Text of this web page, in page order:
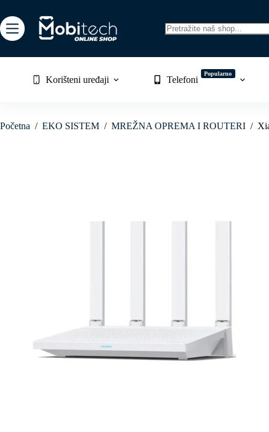
to
content
Korišteni uređaji Telefoni
Popularno
Početna / EKO SISTEM / MREŽNA OPREMA I ROUTERI /